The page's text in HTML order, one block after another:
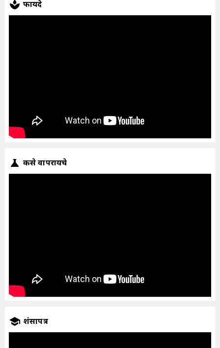
फायदे
कसे वापरायचे
प्रशंसापत्र